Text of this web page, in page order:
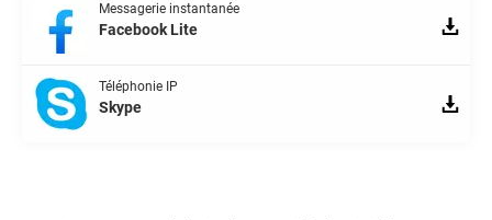
Messagerie instantanée
Facebook Lite
Téléphonie IP
Skype